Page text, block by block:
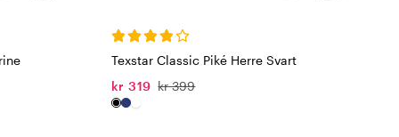
Texstar Classic Piké Herre Svart
kr 319 kr 399